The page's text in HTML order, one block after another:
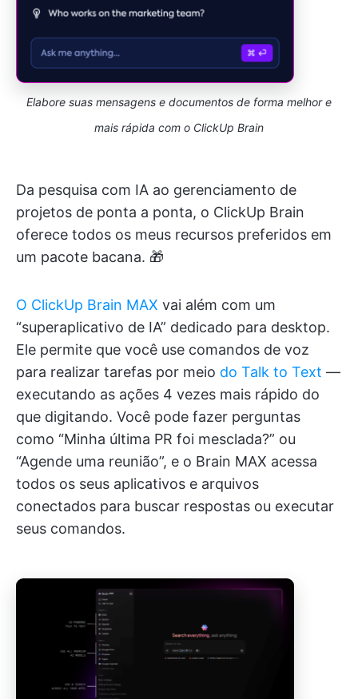
Elabore suas mensagens e documentos de forma melhor e
mais rápida com o ClickUp Brain
Da pesquisa com IA ao gerenciamento de
projetos de ponta a ponta, o ClickUp Brain
oferece todos os meus recursos preferidos em
um pacote bacana. 🎁
O ClickUp Brain MAX vai além com um
“superaplicativo de IA” dedicado para desktop.
Ele permite que você use comandos de voz
para realizar tarefas por meio do Talk to Text —
executando as ações 4 vezes mais rápido do
que digitando. Você pode fazer perguntas
como “Minha última PR foi mesclada?” ou
“Agende uma reunião”, e o Brain MAX acessa
todos os seus aplicativos e arquivos
conectados para buscar respostas ou executar
seus comandos.